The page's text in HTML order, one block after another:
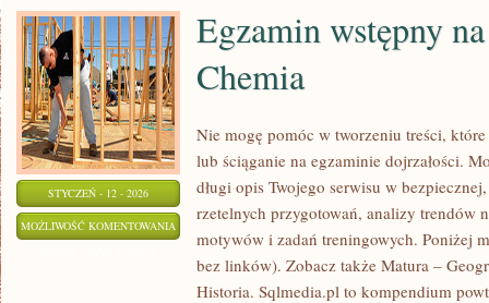
STYCZEŃ - 12 - 2026
MOŻLIWOŚĆ KOMENTOWANIA
WSTĘPNY
Egzamin wstępny
Chemia
Nie mogę pomóc w tworzeniu treści,
lub ściąganie na egzaminie dojrzałości.
długi opis Twojego serwisu w
rzetelnych przygotowań, analizy trendów
motywów i zadań treningowych. Poniżej
bez linków). Zobacz także Matura –
Historia. Sqlmedia.pl to kompendium